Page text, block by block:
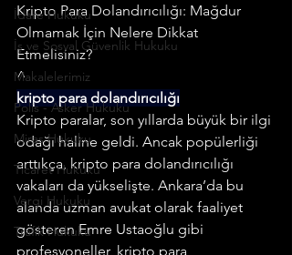
İdare Hukuku
İş ve Sosyal Güvenlik Hukuku
Makalelerimiz
Polis - Asker Hukuku
Miras Hukuku
Ticaret Hukuku
Vergi Hukuku
Trafik Hukuku
Kripto Para Dolandırıcılığı: Mağdur
Olmamak İçin Nelere Dikkat
Etmelisiniz?
^
kripto para dolandırıcılığı
Kripto paralar, son yıllarda büyük bir ilgi
odağı haline geldi. Ancak popülerliği
arttıkça, kripto para dolandırıcılığı
vakaları da yükselişte. Ankara’da bu
alanda uzman avukat olarak faaliyet
gösteren Emre Ustaoğlu gibi
profesyoneller, kripto para